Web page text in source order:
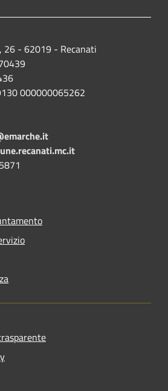
26 - 62019 - Recanati
000000065262